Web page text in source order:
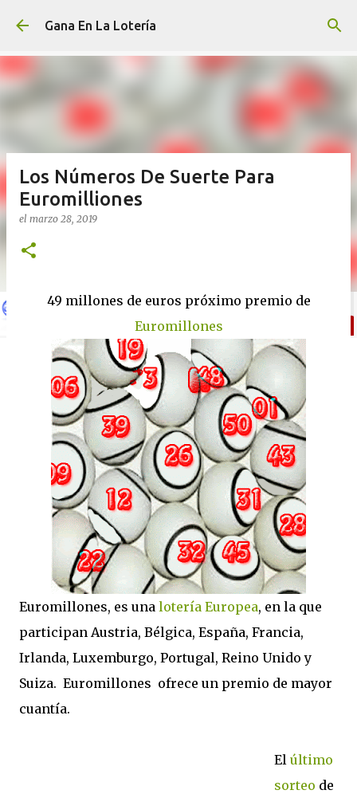
Ir al contenido principal
Gana En La Lotería
Los Números De Suerte Para
Euromilliones
el marzo 28, 2019
49 millones de euros próximo premio de
Euromillones
Euromillones, es una lotería Europea, en la que
participan Austria, Bélgica, España, Francia,
Irlanda, Luxemburgo, Portugal, Reino Unido y
Suiza. Euromillones ofrece un premio de mayor
cuantía.
El último
sorteo de